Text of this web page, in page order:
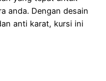
anda. Dengan desain
anti karat, kursi ini